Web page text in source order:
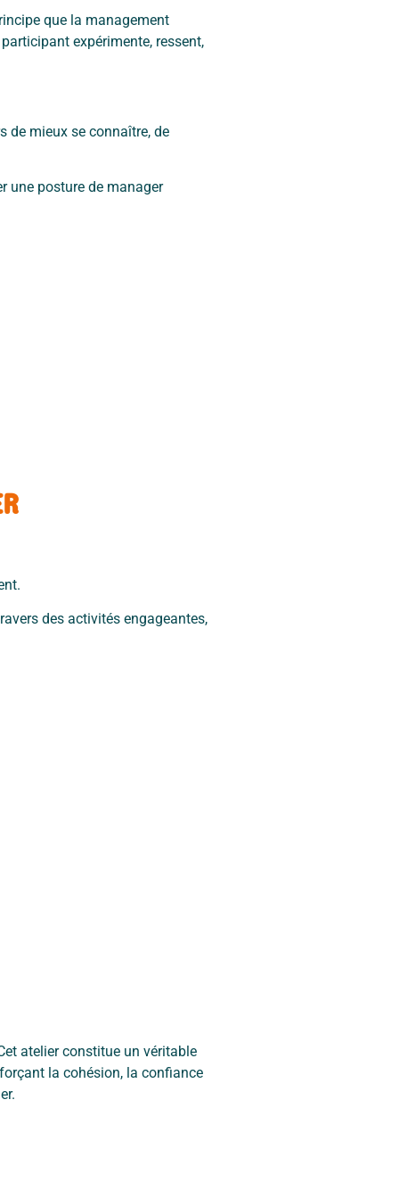
que la management
expérimente, ressent,
de mieux se connaître, de
une posture de manager
des activités engageantes,
atelier constitue un véritable
la cohésion, la confiance